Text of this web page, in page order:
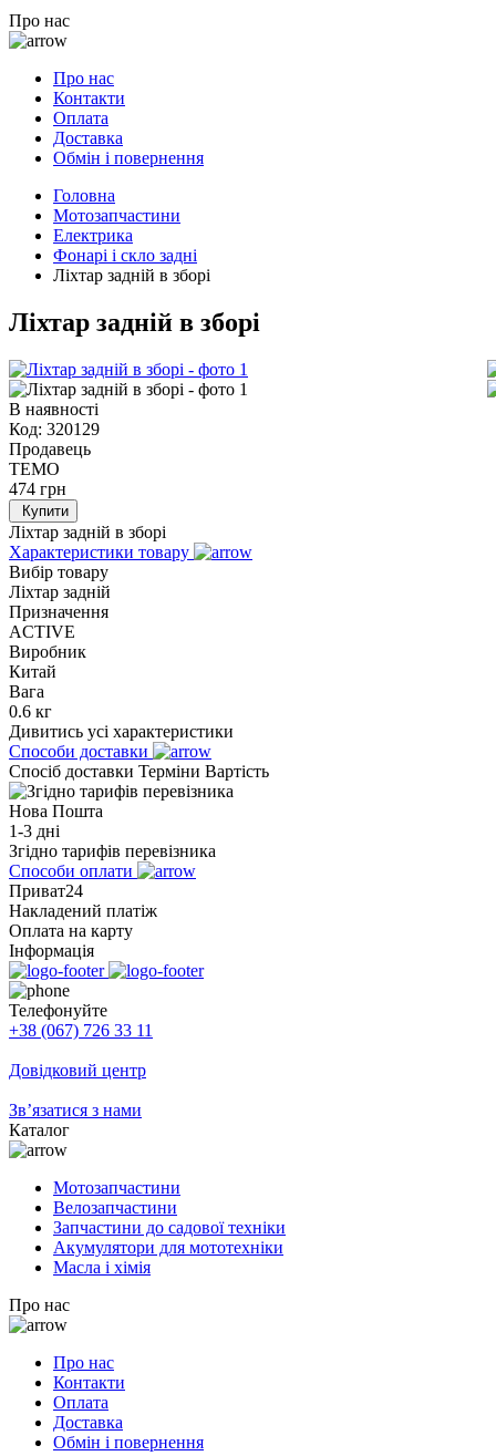
Про нас
Про нас
Контакти
Оплата
Доставка
Обмін і повернення
Головна
Мотозапчастини
Електрика
Фонарі і скло задні
Ліхтар задній в зборі
Ліхтар задній в зборі
В наявності
Код: 320129
Продавець
TEMO
474 грн
Купити
Ліхтар задній в зборі
Характеристики товару
Вибір товару
Ліхтар задній
Призначення
ACTIVE
Виробник
Китай
Вага
0.6 кг
Дивитись усі характеристики
Способи доставки
Спосіб доставки Терміни Вартість
Нова Пошта
1-3 дні
Згідно тарифів перевізника
Способи оплати
Приват24
Накладений платіж
Оплата на карту
Інформація
Телефонуйте
+38 (067) 726 33 11
Довідковий центр
Зв’язатися з нами
Каталог
Мотозапчастини
Велозапчастини
Запчастини до садової техніки
Акумулятори для мототехніки
Масла і хімія
Про нас
Про нас
Контакти
Оплата
Доставка
Обмін і повернення